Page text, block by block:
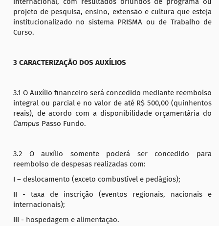
projeto de pesquisa, ensino, extensão e cultura que esteja
institucionalizado no sistema PRISMA ou de Trabalho de
Curso.
3 CARACTERIZAÇÃO DOS AUXÍLIOS
3.1 O Auxílio financeiro será concedido mediante reembolso
integral ou parcial e no valor de até R$ 500,00 (quinhentos
reais), de acordo com a disponibilidade orçamentária do
Campus Passo Fundo.
3.2 O auxílio somente poderá ser concedido para
reembolso de despesas realizadas com:
I – deslocamento (exceto combustível e pedágios);
II - taxa de inscrição (eventos regionais, nacionais e
internacionais);
III - hospedagem e alimentação.